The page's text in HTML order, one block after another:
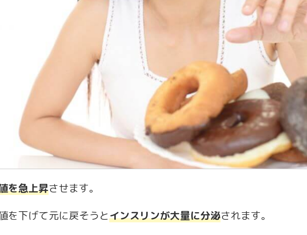
を急上昇させます。
を下げて元に戻そうとインスリンが大量に分泌されます。